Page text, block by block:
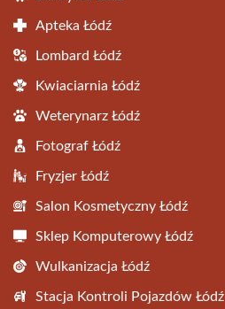
Apteka Łódź
Lombard Łódź
Kwiaciarnia Łódź
Weterynarz Łódź
Fotograf Łódź
Fryzjer Łódź
Salon Kosmetyczny Łódź
Sklep Komputerowy Łódź
Wulkanizacja Łódź
Stacja Kontroli Pojazdów Łódź